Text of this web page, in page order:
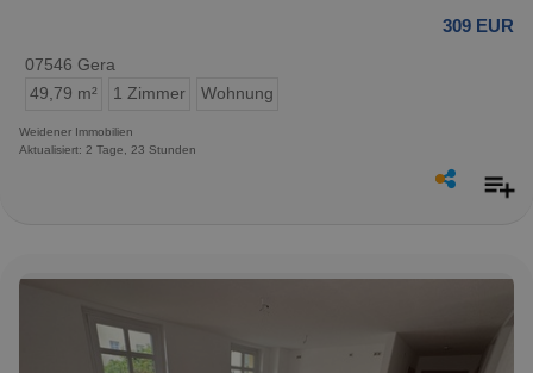
309 EUR
07546 Gera
49,79 m²
1 Zimmer Wohnung
Weidener Immobilien
Aktualisiert: 2 Tage, 23 Stunden